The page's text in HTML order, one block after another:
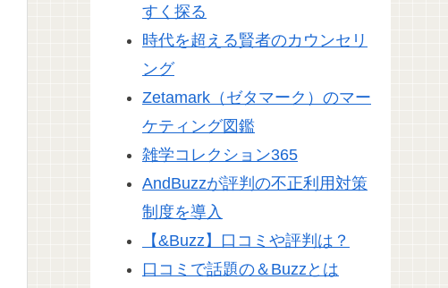
すく探る
時代を超える賢者のカウンセリ
ング
Zetamark（ゼタマーク）のマー
ケティング図鑑
雑学コレクション365
AndBuzzが評判の不正利用対策
制度を導入
【&Buzz】口コミや評判は？
口コミで話題の＆Buzzとは